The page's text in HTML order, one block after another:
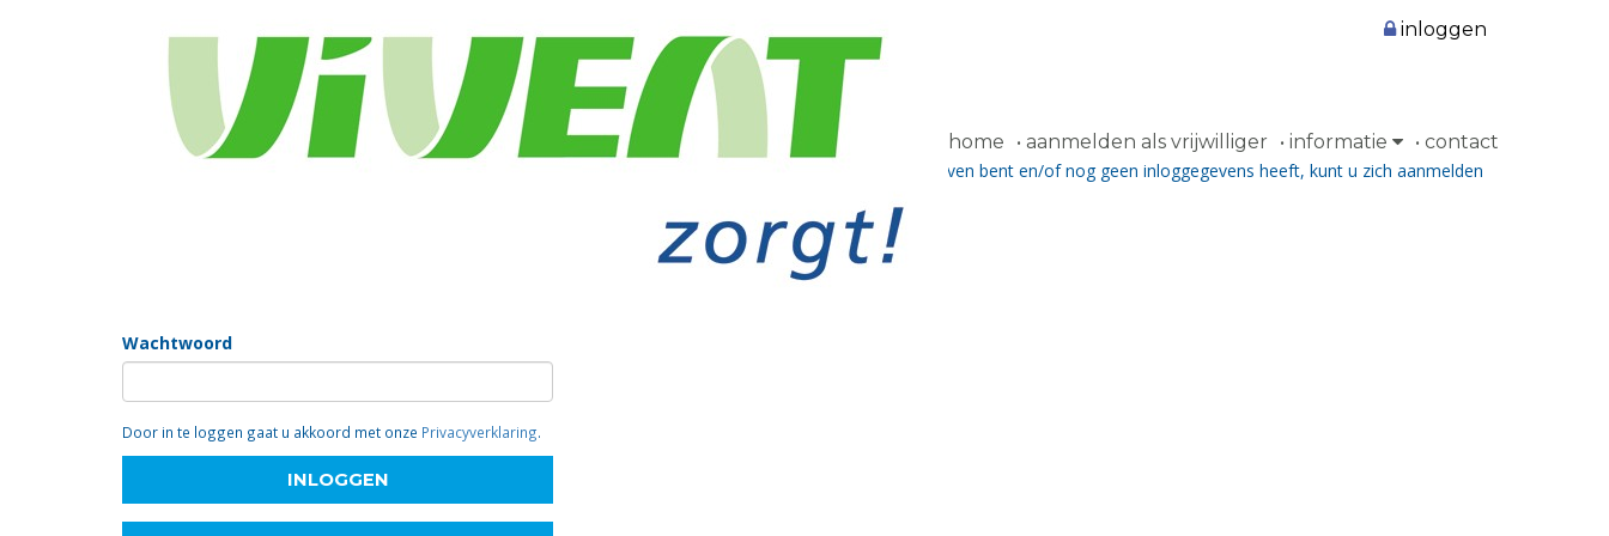
home aanmelden als vrijwilliger informatie contact
inloggen
Inloggen
Om in te loggen moet u ingeschreven zijn en een wachtwoord ontvangen hebben. Als u nog niet ingeschreven bent en/of nog geen inloggegevens heeft, kunt u zich aanmelden
Wachtwoord
Door in te loggen gaat u akkoord met onze Privacyverklaring.
INLOGGEN